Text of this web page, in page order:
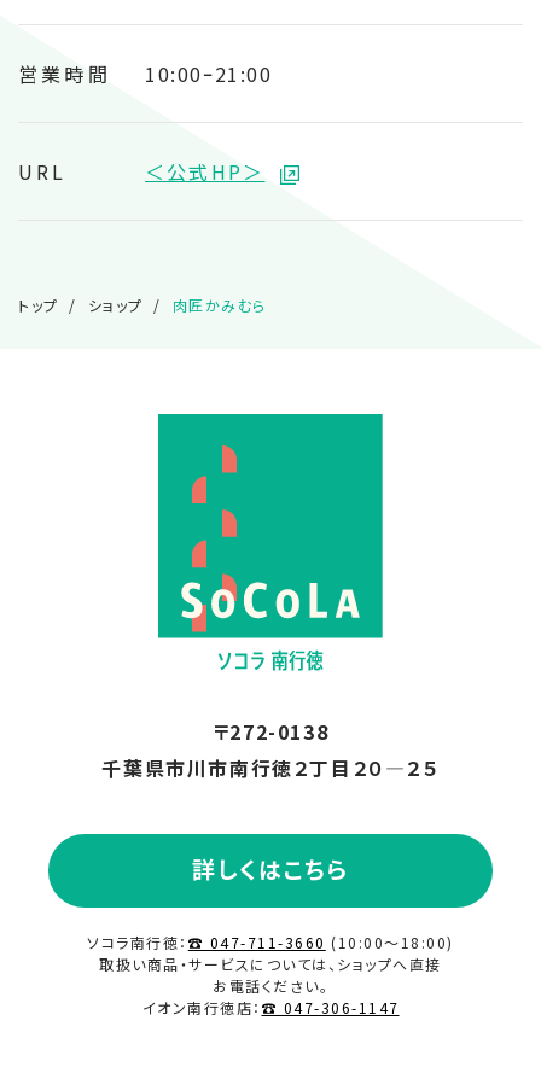
営業時間 10:00ｰ21:00
URL ＜公式HP＞
トップ ショップ 肉匠かみむら
〒272-0138
千葉県市川市南行徳２丁目２０―２５
詳しくはこちら
ソコラ南行徳： ☎ 047-711-3660 (10:00～18:00)
取扱い商品・サービスについては、ショップへ直接
お電話ください。
イオン南行徳店： ☎ 047-306-1147